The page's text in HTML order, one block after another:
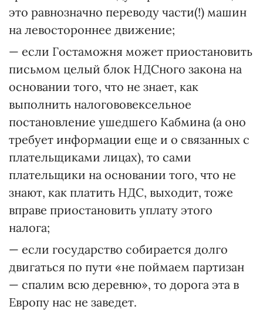
это равнозначно переводу части(!) машин
на левостороннее движение;
— если Гостаможня может приостановить
письмом целый блок НДСного закона на
основании того, что не знает, как
выполнить налогововексельное
постановление ушедшего Кабмина (а оно
требует информации еще и о связанных с
плательщиками лицах), то сами
плательщики на основании того, что не
знают, как платить НДС, выходит, тоже
вправе приостановить уплату этого
налога;
— если государство собирается долго
двигаться по пути «не поймаем партизан
— спалим всю деревню», то дорога эта в
Европу нас не заведет.